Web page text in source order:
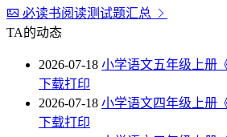
必读书阅读测试题汇总
TA的动态
2026-07-18 小学语文五年级上册
下载打印
2026-07-18 小学语文四年级上册
下载打印